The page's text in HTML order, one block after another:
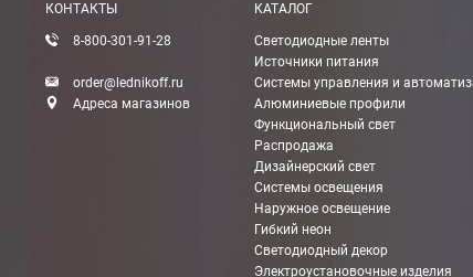
Вы можете оплатить заказ
ВНИМАНИЕ! Оплата при получении возможна
Безналичная оплата по счету
Вы можете оплатить заказ по
После получения оплаты счета с Вами
КОНТАКТЫ
8-800-301-91-28
order@lednikoff.ru
Адреса магазинов
КАТАЛОГ
Светодиодные ленты
Источники питания
Системы управления и
Алюминиевые профили
Функциональный свет
Распродажа
Дизайнерский свет
Системы освещения
Наружное освещение
Гибкий неон
Светодиодный декор
Электроустановочные изделия